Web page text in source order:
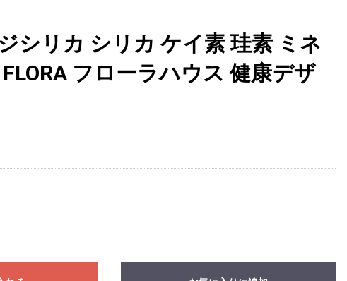
シリカ シリカ ケイ素 珪素 ミネ
フローラハウス 健康デザ